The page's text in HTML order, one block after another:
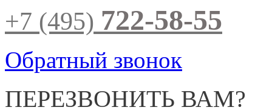
+7 (495) 722-58-55
Обратный звонок
ПЕРЕЗВОНИТЬ ВАМ?